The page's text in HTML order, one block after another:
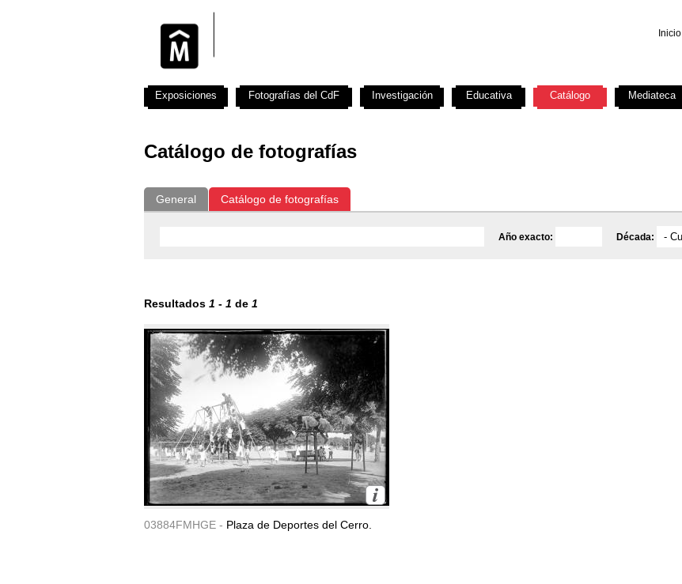
Inicio
Catálogo de fotografías
General Catálogo de fotografías
Año exacto: Década:
Resultados 1 - 1 de 1
03884FMHGE - Plaza de Deportes del Cerro.
Exposiciones Fotografías del CdF Investigación Educativa Catálogo Mediateca